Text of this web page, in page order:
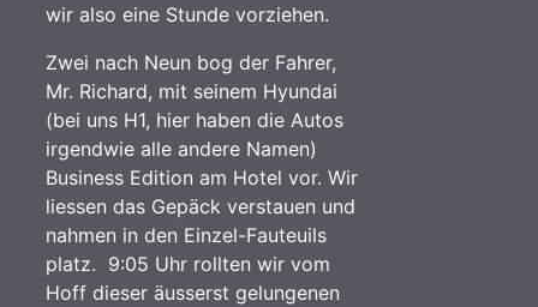
wir also eine Stunde vorziehen.
Zwei nach Neun bog der Fahrer,
Mr. Richard, mit seinem Hyundai
(bei uns H1, hier haben die Autos
irgendwie alle andere Namen)
Business Edition am Hotel vor. Wir
liessen das Gepäck verstauen und
nahmen in den Einzel-Fauteuils
platz. 9:05 Uhr rollten wir vom
Hoff dieser äusserst gelungenen